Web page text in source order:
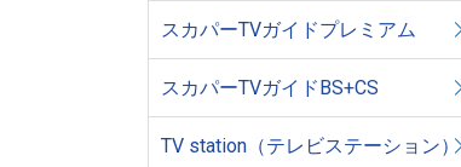
スカパーTVガイドプレミアム
スカパーTVガイドBS+CS
TV station（テレビステーション）